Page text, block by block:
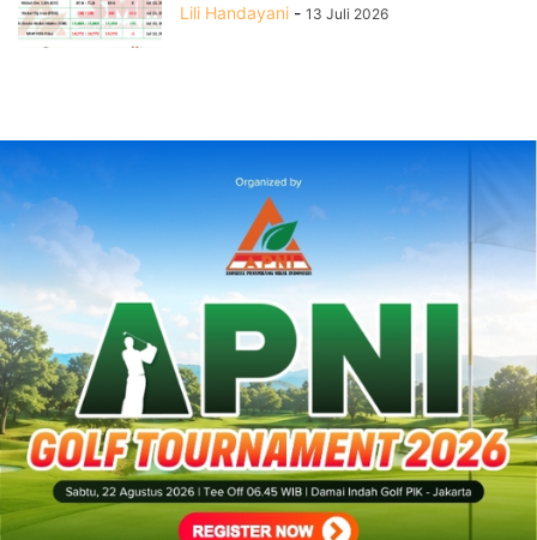
Lili Handayani - 13 Juli 2026